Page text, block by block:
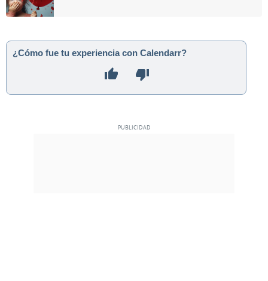
¿Cómo fue tu experiencia con Calendarr?